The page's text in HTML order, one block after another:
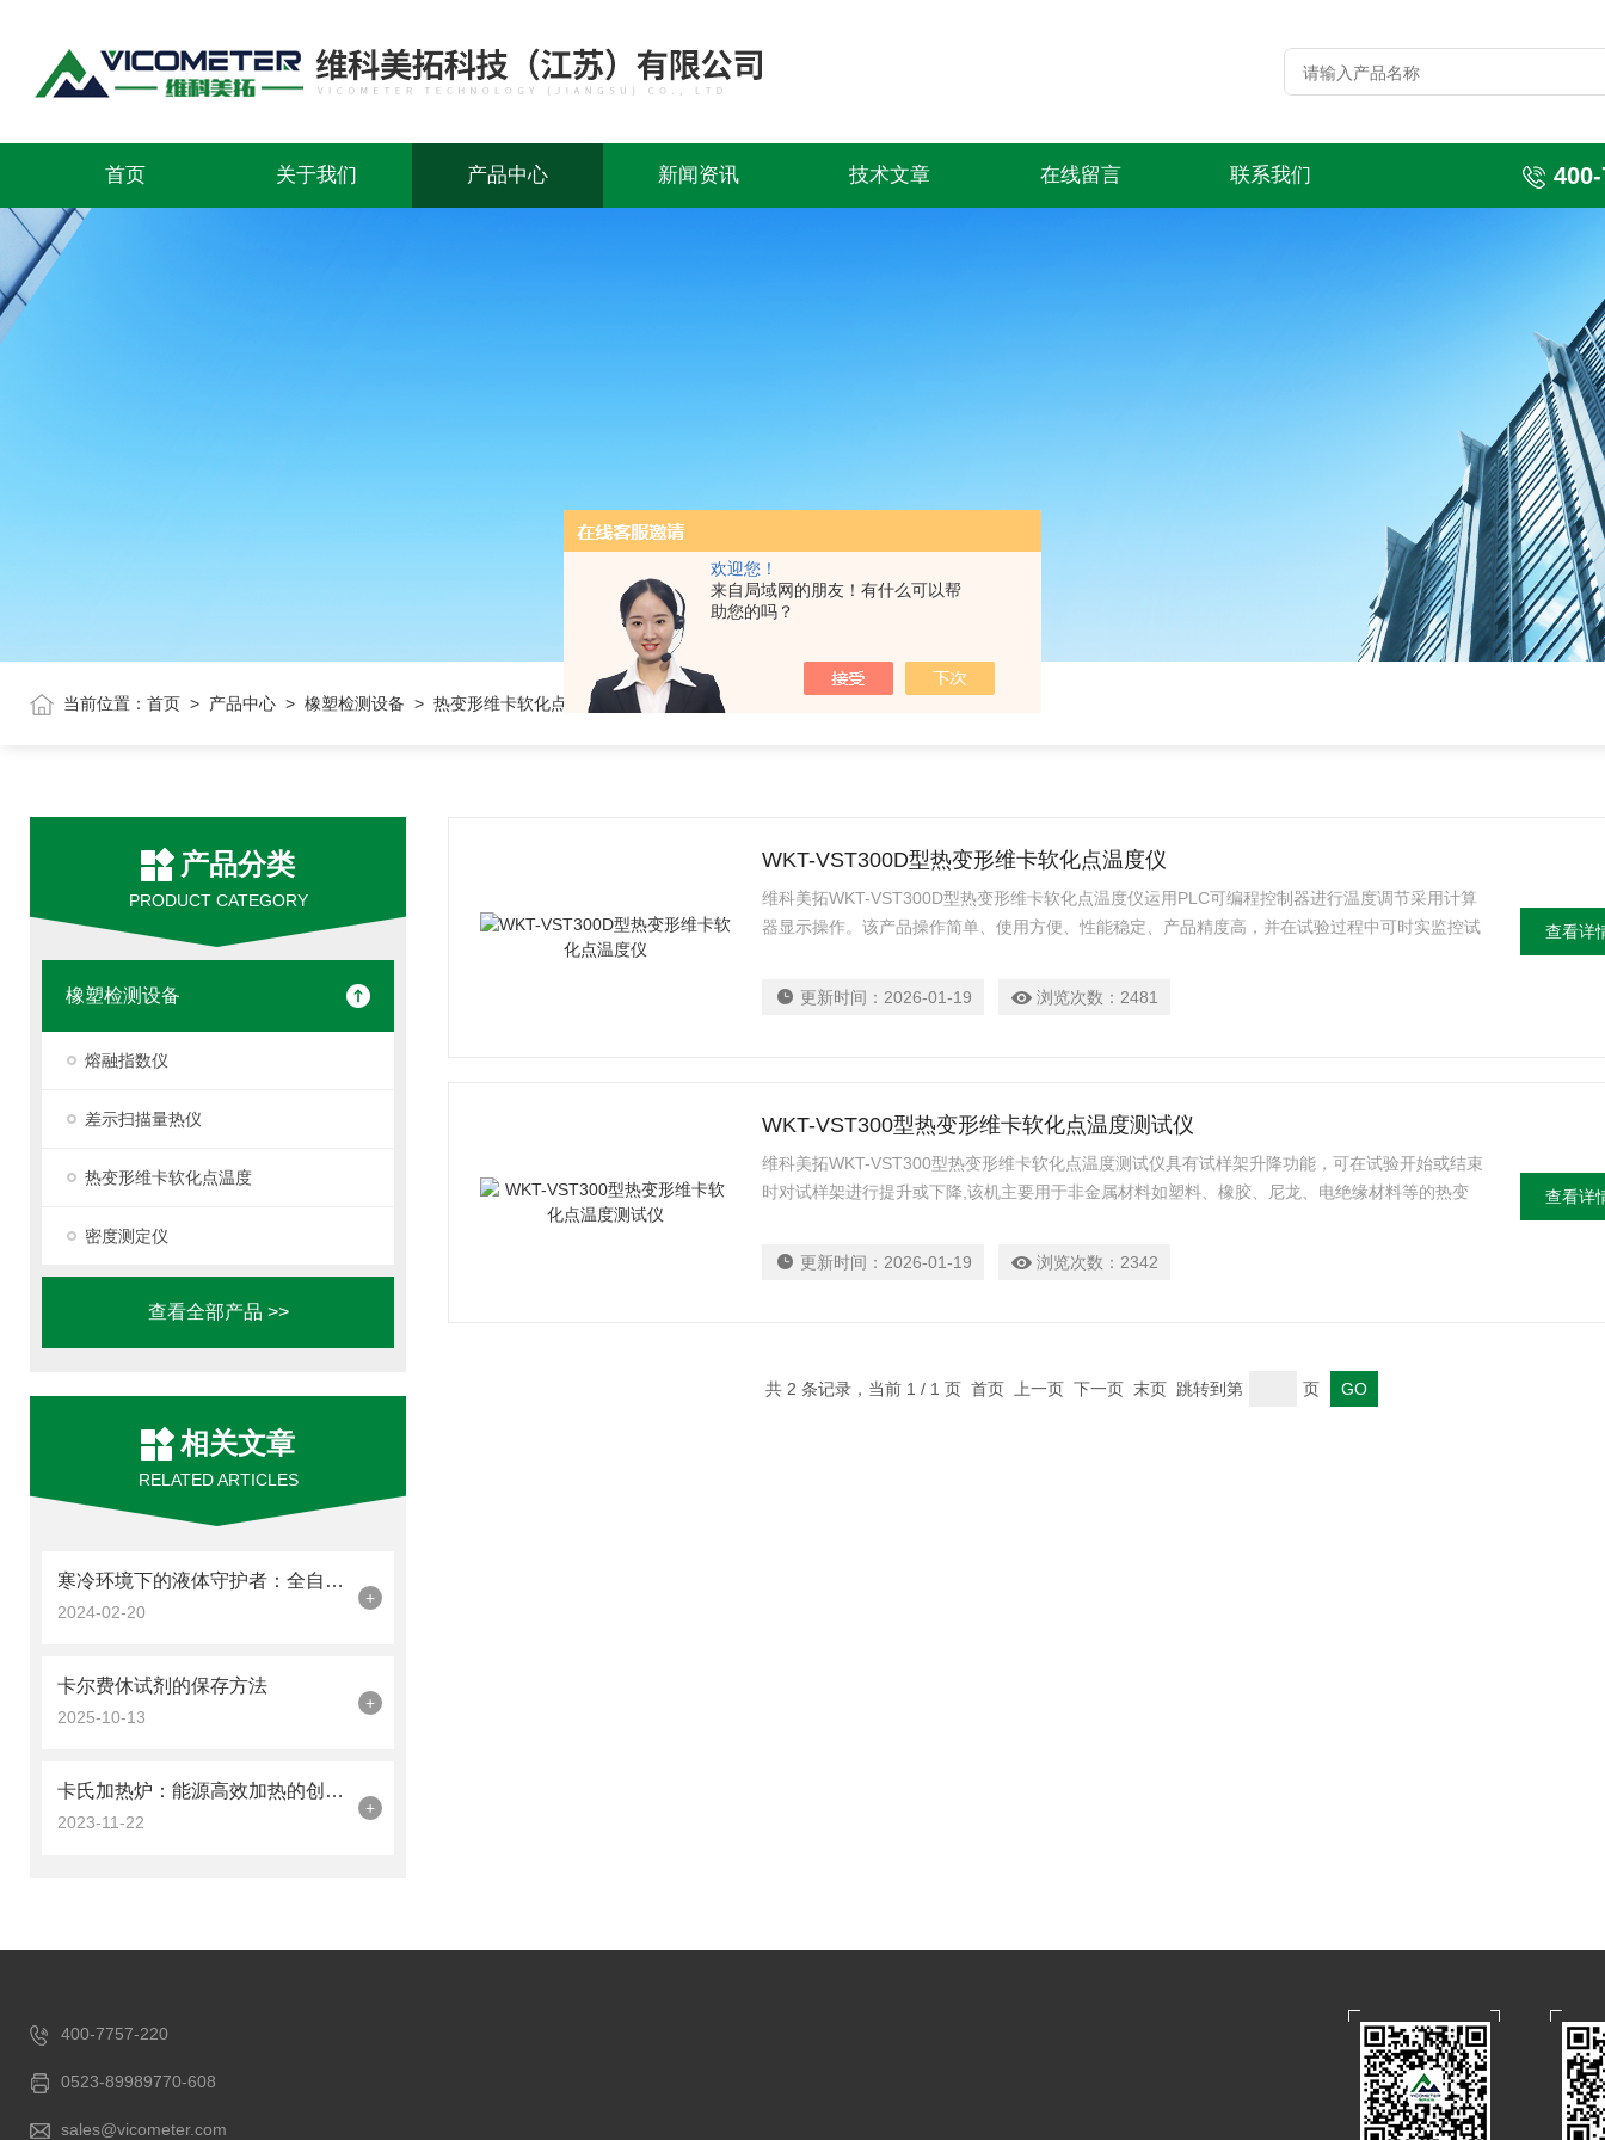
欢迎您！
来自局域网的朋友！有什么可以帮
助您的吗？
首页 关于我们 产品中心 新闻资讯 技术文章 在线留言 联系我们
当前位置： 首页 > 产品中心 > 橡塑检测设备 > 热变形维卡软化点温度
产品分类
PRODUCT CATEGORY
橡塑检测设备
熔融指数仪
差示扫描量热仪
热变形维卡软化点温度
密度测定仪
查看全部产品 >>
相关文章
RELATED ARTICLES
寒冷环境下的液体守护者：全自动凝点测定仪解析
2024-02-20
+
卡尔费休试剂的保存方法
2025-10-13
+
卡氏加热炉：能源高效加热的创新解决方案
2023-11-22
+
WKT-VST300D型热变形维卡软化点温度仪
维科美拓WKT-VST300D型热变形维卡软化点温度仪运用PLC可编程控制器进行温度调节采用计算
器显示操作。该产品操作简单、使用方便、性能稳定、产品精度高，并在试验过程中可时实监控试
更新时间： 2026-01-19 浏览次数： 2481
查看详
WKT-VST300型热变形维卡软化点温度测试仪
维科美拓WKT-VST300型热变形维卡软化点温度测试仪具有试样架升降功能，可在试验开始或结束
时对试样架进行提升或下降,该机主要用于非金属材料如塑料、橡胶、尼龙、电绝缘材料等的热变
更新时间： 2026-01-19 浏览次数： 2342
查看详
共 2 条记录，当前 1 / 1 页 首页 上一页 下一页 末页 跳转到第 页
400-7757-220
0523-89989770-608
sales@vicometer.com